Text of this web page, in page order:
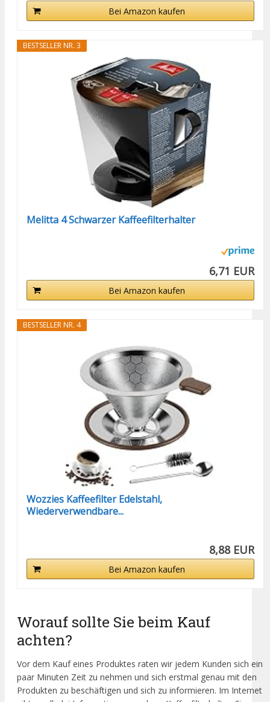
Bei Amazon kaufen
BESTSELLER NR. 3
Melitta 4 Schwarzer Kaffeefilterhalter
6,71 EUR
Bei Amazon kaufen
BESTSELLER NR. 4
Wozzies Kaffeefilter Edelstahl,
Wiederverwendbare...
8,88 EUR
Bei Amazon kaufen
Worauf sollte Sie beim Kauf
achten?
Vor dem Kauf eines Produktes raten wir jedem Kunden sich ein
paar Minuten Zeit zu nehmen und sich erstmal genau mit den
Produkten zu beschäftigen und sich zu informieren. Im Internet